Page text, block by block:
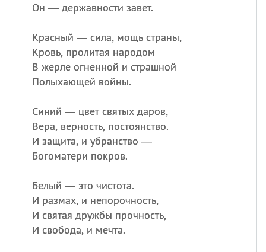
Он — державности завет.
Красный — сила, мощь страны,
Кровь, пролитая народом
В жерле огненной и страшной
Полыхающей войны.
Синий — цвет святых даров,
Вера, верность, постоянство.
И защита, и убранство —
Богоматери покров.
Белый — это чистота.
И размах, и непорочность,
И святая дружбы прочность,
И свобода, и мечта.